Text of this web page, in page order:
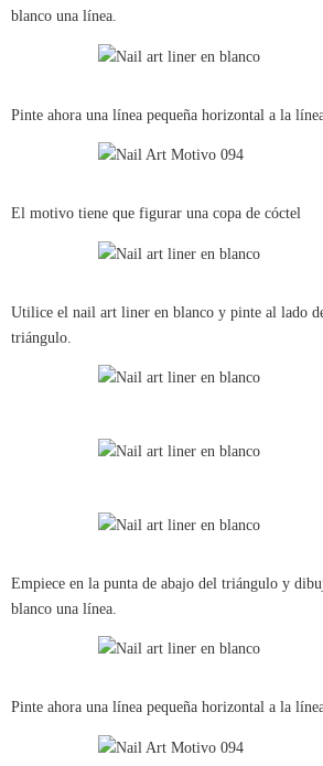
blanco una línea.
Pinte ahora una línea pequeña horizontal a la
El motivo tiene que figurar una copa de cóctel
Utilice el nail art liner en blanco y pinte al lado
triángulo.
Empiece en la punta de abajo del triángulo y
blanco una línea.
Pinte ahora una línea pequeña horizontal a la